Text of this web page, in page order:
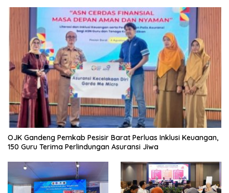
OJK Gandeng Pemkab Pesisir Barat Perluas Inklusi Keuangan,
150 Guru Terima Perlindungan Asuransi Jiwa